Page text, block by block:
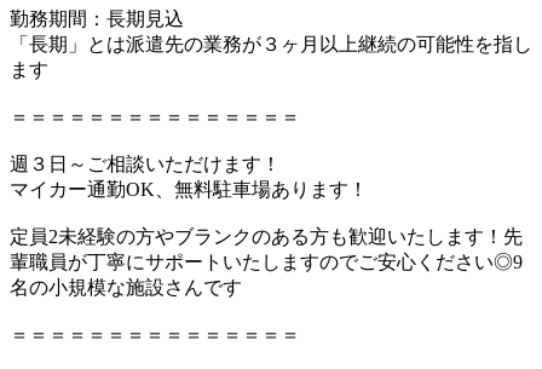
勤務期間：長期見込
「長期」とは派遣先の業務が３ヶ月以上継続の可能性を指し
ます
＝＝＝＝＝＝＝＝＝＝＝＝＝＝＝
週３日～ご相談いただけます！
マイカー通勤OK、無料駐車場あります！
定員2未経験の方やブランクのある方も歓迎いたします！先
輩職員が丁寧にサポートいたしますのでご安心ください◎9
名の小規模な施設さんです
＝＝＝＝＝＝＝＝＝＝＝＝＝＝＝